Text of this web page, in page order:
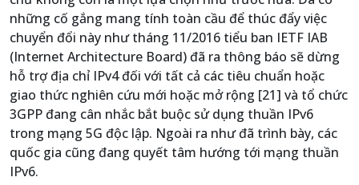
những cố gắng mang tính toàn cầu để thúc đẩy việc
chuyển đổi này như tháng 11/2016 tiểu ban IETF IAB
(Internet Architecture Board) đã ra thông báo sẽ dừng
hỗ trợ địa chỉ IPv4 đối với tất cả các tiêu chuẩn hoặc
giao thức nghiên cứu mới hoặc mở rộng [21] và tổ chức
3GPP đang cân nhắc bắt buộc sử dụng thuần IPv6
trong mạng 5G độc lập. Ngoài ra như đã trình bày, các
quốc gia cũng đang quyết tâm hướng tới mạng thuần
IPv6.